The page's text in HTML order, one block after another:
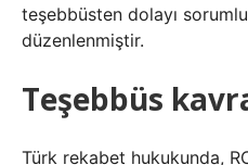
teşebbüsten dolayı
düzenlenmiştir.
Teşebbüs
Türk rekabet hukukunda,